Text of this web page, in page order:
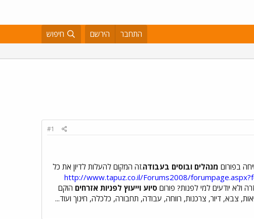
התחבר הירשם חיפוש
#1
בפורום מנהלים ובוסים בעבודה.זה המקום להעלות לדיון את כל
http://www.tapuz.co.il/Forums2008/
ולא יודעים למי לפנות? פורום סיוע וייעוץ לפניות אזרחים הוקם
צבא, דיור, צרכנות, רווחה, עבודה, תחבורה, כלכלה, חינוך ועוד...